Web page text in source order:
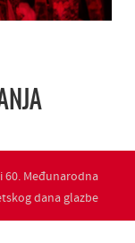
60. Međunarodna
dana glazbe